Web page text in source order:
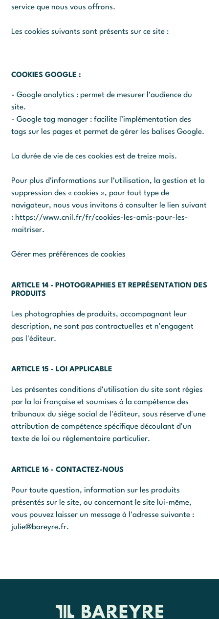
service que nous vous offrons.
Les cookies suivants sont présents sur ce site :
COOKIES GOOGLE :
- Google analytics : permet de mesurer l'audience du
site.
- Google tag manager : facilite l’implémentation des
tags sur les pages et permet de gérer les balises Google.
La durée de vie de ces cookies est de treize mois.
Pour plus d’informations sur l’utilisation, la gestion et la
suppression des « cookies », pour tout type de
navigateur, nous vous invitons à consulter le lien suivant
: https://www.cnil.fr/fr/cookies-les-amis-pour-les-
maitriser.
Gérer mes préférences de cookies
ARTICLE 14 - PHOTOGRAPHIES ET REPRÉSENTATION DES
PRODUITS
Les photographies de produits, accompagnant leur
description, ne sont pas contractuelles et n'engagent
pas l'éditeur.
ARTICLE 15 - LOI APPLICABLE
Les présentes conditions d'utilisation du site sont régies
par la loi française et soumises à la compétence des
tribunaux du siège social de l'éditeur, sous réserve d'une
attribution de compétence spécifique découlant d'un
texte de loi ou réglementaire particulier.
ARTICLE 16 - CONTACTEZ-NOUS
Pour toute question, information sur les produits
présentés sur le site, ou concernant le site lui-même,
vous pouvez laisser un message à l'adresse suivante :
julie@bareyre.fr.